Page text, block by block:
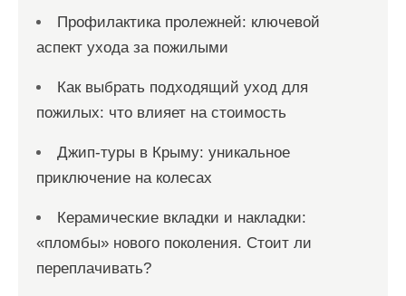
Профилактика пролежней: ключевой
аспект ухода за пожилыми
Как выбрать подходящий уход для
пожилых: что влияет на стоимость
Джип-туры в Крыму: уникальное
приключение на колесах
Керамические вкладки и накладки:
«пломбы» нового поколения. Стоит ли
переплачивать?